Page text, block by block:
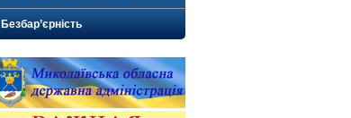
Безбар’єрність